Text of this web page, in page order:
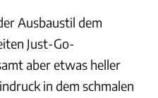
Ausbaustil dem
Just-Go-
aber etwas heller
in dem schmalen